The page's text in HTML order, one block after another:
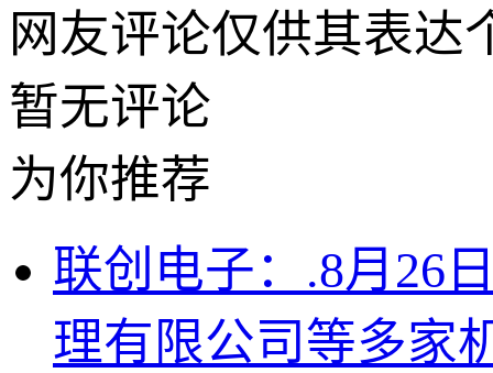
网友评论仅供其表达
暂无评论
为你推荐
联创电子：.8月26
理有限公司等多家